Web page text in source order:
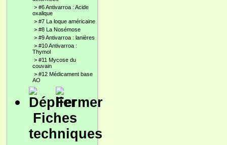
> #6 Antivarroa : Acide
oxalique
> #7 La loque américaine
> #8 La Nosémose
> #9 Antivarroa : lanières
> #10 Antivarroa :
Thymol
> #11 Mycose du
couvain
> #12 Médicament base
AO
Fiches
techniques